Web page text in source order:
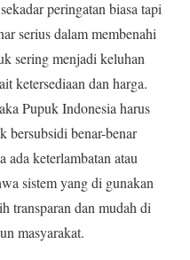
peringatan biasa tapi
serius dalam membenahi
sering menjadi keluhan
ketersediaan dan harga.
Pupuk Indonesia harus
bersubsidi benar-benar
ada keterlambatan atau
sistem yang di gunakan
transparan dan mudah di
masyarakat.